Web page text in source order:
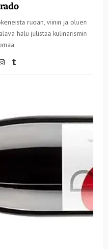
ruoan, viinin ja oluen
halu julistaa kulinarismin